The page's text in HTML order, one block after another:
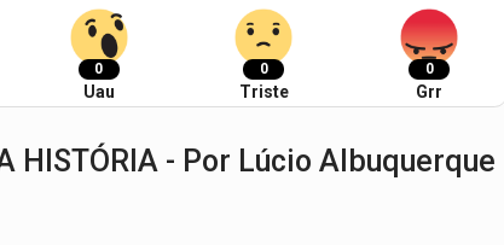
0
Uau
0
Triste
0
Grr
HISTÓRIA - Por Lúcio Albuquerque